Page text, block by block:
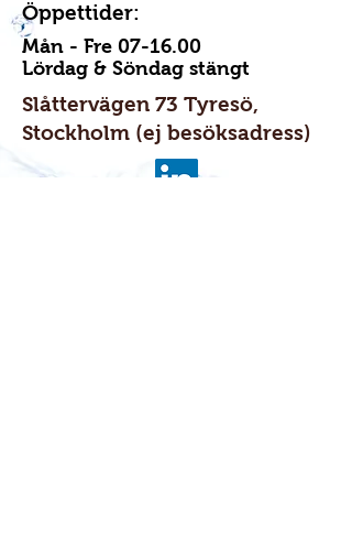
Öppettider:
Mån - Fre 07-16.00
Lördag & Söndag stängt
Slåttervägen 73 Tyresö,
Stockholm (ej besöksadress)